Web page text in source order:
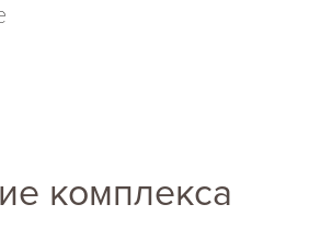
комплекса